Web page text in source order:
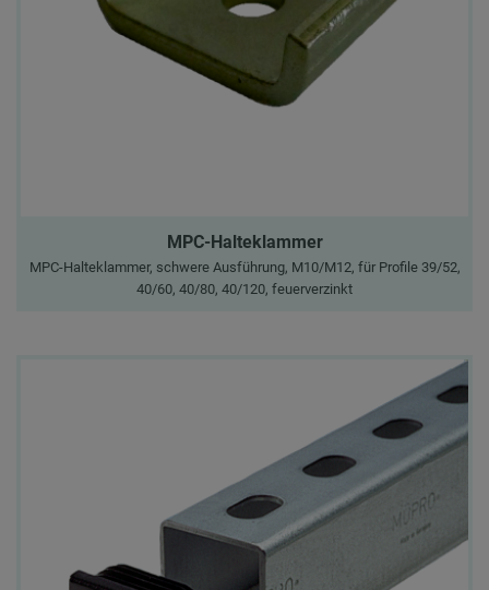
MPC-Halteklammer
MPC-Halteklammer, schwere Ausführung, M10/M12, für Profile 39/52,
40/60, 40/80, 40/120, feuerverzinkt